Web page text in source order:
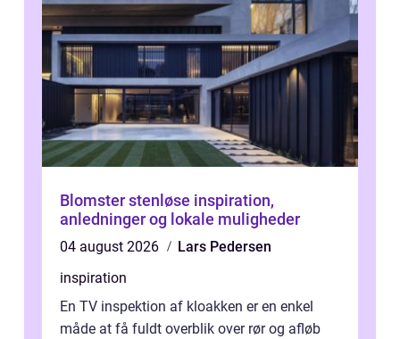
Blomster stenløse inspiration,
anledninger og lokale muligheder
04 august 2026
Lars Pedersen
inspiration
En TV inspektion af kloakken er en enkel
måde at få fuldt overblik over rør og afløb